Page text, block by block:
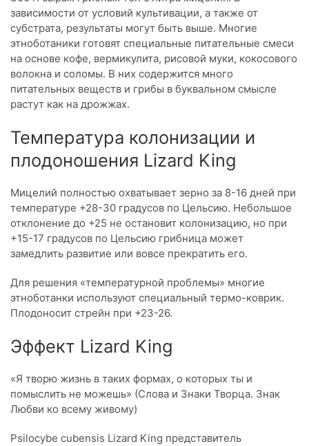
зависимости от условий культивации, а также от
субстрата, результаты могут быть выше. Многие
этноботаники готовят специальные питательные смеси
на основе кофе, вермикулита, рисовой муки, кокосового
волокна и соломы. В них содержится много
питательных веществ и грибы в буквальном смысле
растут как на дрожжах.
Температура колонизации и
плодоношения Lizard King
Мицелий полностью охватывает зерно за 8-16 дней при
температуре +28-30 градусов по Цельсию. Небольшое
отклонение до +25 не остановит колонизацию, но при
+15-17 градусов по Цельсию грибница может
замедлить развитие или вовсе прекратить его.
Для решения «температурной проблемы» многие
этноботанки используют специальный термо-коврик.
Плодоносит стрейн при +23-26.
Эффект Lizard King
«Я творю жизнь в таких формах, о которых ты и
помыслить не можешь» (Слова и Знаки Творца. Знак
Любви ко всему живому)
Psilocybe cubensis Lizard King представитель